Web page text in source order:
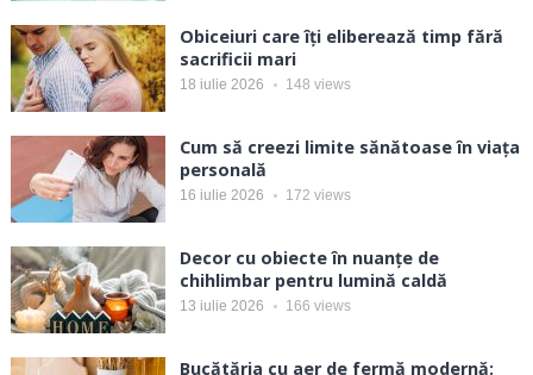
Obiceiuri care îți eliberează timp fără
sacrificii mari
18 iulie 2026 148 views
Cum să creezi limite sănătoase în viața
personală
16 iulie 2026 172 views
Decor cu obiecte în nuanțe de
chihlimbar pentru lumină caldă
13 iulie 2026 166 views
Bucătăria cu aer de fermă modernă: